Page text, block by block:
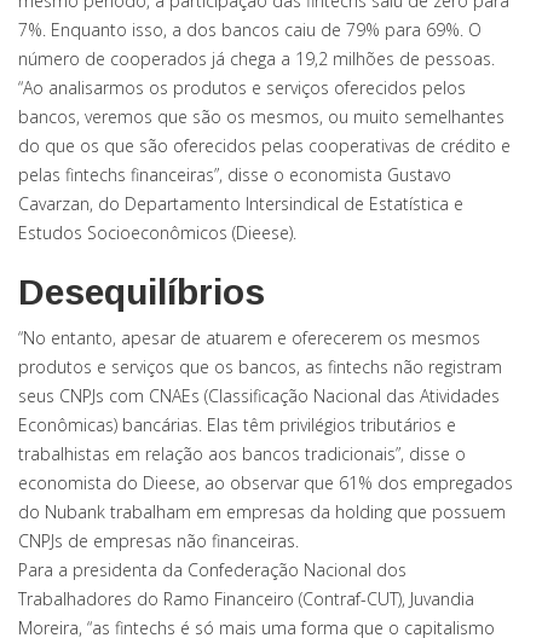
7%. Enquanto isso, a dos bancos caiu de 79% para 69%. O
número de cooperados já chega a 19,2 milhões de pessoas.
“Ao analisarmos os produtos e serviços oferecidos pelos
bancos, veremos que são os mesmos, ou muito semelhantes
do que os que são oferecidos pelas cooperativas de crédito e
pelas fintechs financeiras”, disse o economista Gustavo
Cavarzan, do Departamento Intersindical de Estatística e
Estudos Socioeconômicos (Dieese).
Desequilíbrios
“No entanto, apesar de atuarem e oferecerem os mesmos
produtos e serviços que os bancos, as fintechs não registram
seus CNPJs com CNAEs (Classificação Nacional das Atividades
Econômicas) bancárias. Elas têm privilégios tributários e
trabalhistas em relação aos bancos tradicionais”, disse o
economista do Dieese, ao observar que 61% dos empregados
do Nubank trabalham em empresas da holding que possuem
CNPJs de empresas não financeiras.
Para a presidenta da Confederação Nacional dos
Trabalhadores do Ramo Financeiro (Contraf-CUT), Juvandia
Moreira, “as fintechs é só mais uma forma que o capitalismo